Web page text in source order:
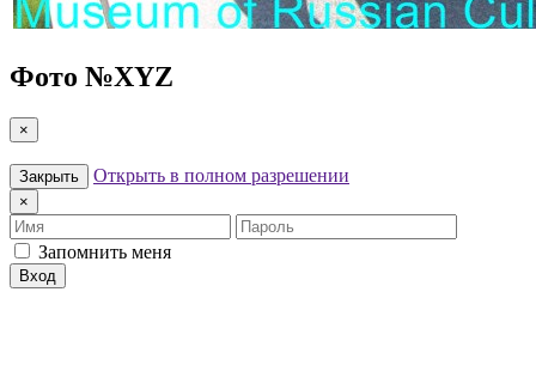
Фото №XYZ
×
Закрыть Открыть в полном разрешении
×
Имя
Пароль
Запомнить меня
Вход